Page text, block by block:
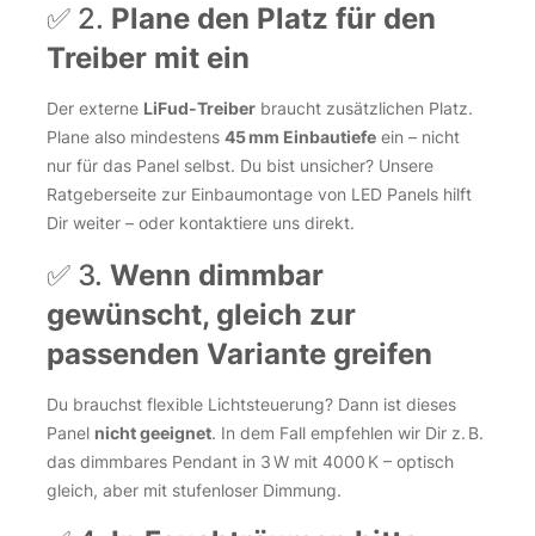
✅ 2. Plane den Platz für den
Treiber mit ein
Der externe LiFud-Treiber braucht zusätzlichen Platz.
Plane also mindestens 45 mm Einbautiefe ein – nicht
nur für das Panel selbst. Du bist unsicher? Unsere
Ratgeberseite zur Einbaumontage von LED Panels hilft
Dir weiter – oder kontaktiere uns direkt.
✅ 3. Wenn dimmbar
gewünscht, gleich zur
passenden Variante greifen
Du brauchst flexible Lichtsteuerung? Dann ist dieses
Panel nicht geeignet. In dem Fall empfehlen wir Dir z. B.
das dimmbares Pendant in 3 W mit 4000 K – optisch
gleich, aber mit stufenloser Dimmung.